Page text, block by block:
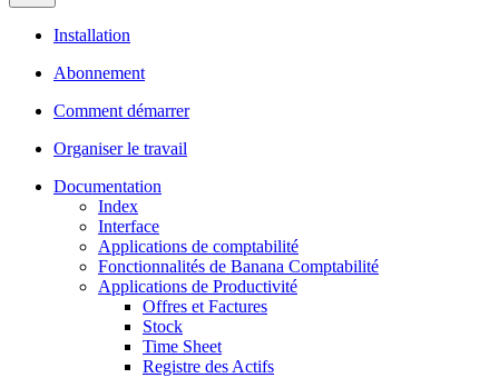
Installation
Abonnement
Comment démarrer
Organiser le travail
Documentation
Index
Interface
Applications de comptabilité
Fonctionnalités de Banana Comptabilité
Applications de Productivité
Offres et Factures
Stock
Time Sheet
Registre des Actifs